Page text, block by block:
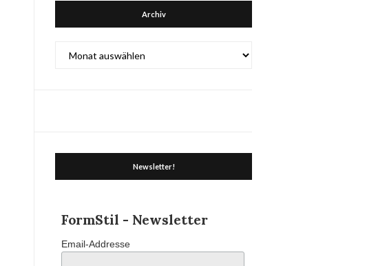
Archiv
Newsletter!
FormStil - Newsletter
Email-Addresse